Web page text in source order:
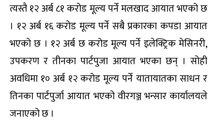
त्यस्तै १२ अर्ब ८१ करोड मूल्य पर्ने मलखाद आयात भएको छ
। १२ अर्ब १६ करोड मूल्य पर्ने सबै प्रकारका कपडा आयात
भएको छ । १२ अर्ब छ करोड मूल्य पर्ने इलेक्ट्रिक मेसिनरी,
उपकरण र तीनका पार्टपुजा आयात भएका छन् । सोही
अवधिमा १० अर्ब १२ करोड मूल्य पर्ने यातायातका साधन र
तिनका पार्टपुर्जा आयात भएको वीरगञ्ज भन्सार कार्यालयले
जनाएको छ ।